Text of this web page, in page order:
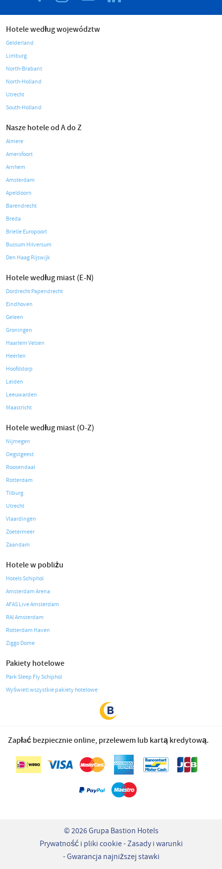
Hotele według województw
Gelderland
Limburg
North-Brabant
North-Holland
Utrecht
South-Holland
Nasze hotele od A do Z
Almere
Amersfoort
Arnhem
Amsterdam
Apeldoorn
Barendrecht
Breda
Brielle Europoort
Bussum Hilversum
Den Haag Rijswijk
Hotele według miast (E-N)
Dordrecht Papendrecht
Eindhoven
Geleen
Groningen
Haarlem Velsen
Heerlen
Hoofddorp
Leiden
Leeuwarden
Maastricht
Hotele według miast (O-Z)
Nijmegen
Oegstgeest
Roosendaal
Rotterdam
Tilburg
Utrecht
Vlaardingen
Zoetermeer
Zaandam
Hotele w pobliżu
Hotels Schiphol
Amsterdam Arena
AFAS Live Amsterdam
RAI Amsterdam
Rotterdam Haven
Ziggo Dome
Pakiety hotelowe
Park Sleep Fly Schiphol
Wyświetl wszystkie pakiety hotelowe
Zapłać bezpiecznie online, przelewem lub kartą kredytową.
© 2026 Grupa Bastion Hotels
Prywatność i pliki cookie Zasady i warunki
Gwarancja najniższej stawki